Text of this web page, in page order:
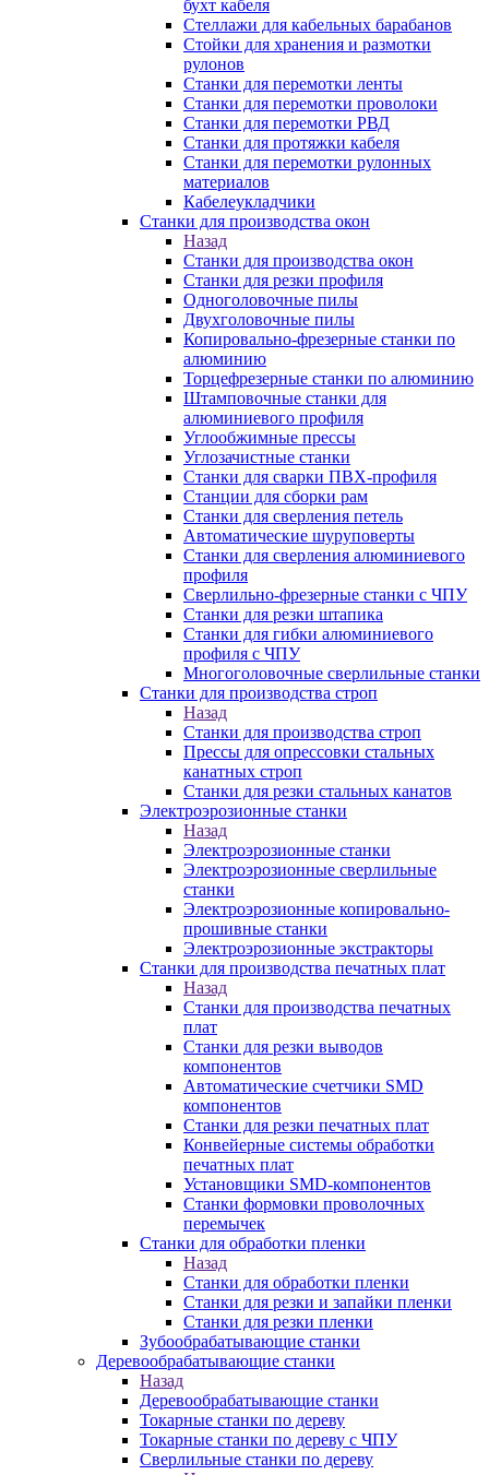
бухт кабеля
Стеллажи для кабельных барабанов
Стойки для хранения и размотки
рулонов
Станки для перемотки ленты
Станки для перемотки проволоки
Станки для перемотки РВД
Станки для протяжки кабеля
Станки для перемотки рулонных
материалов
Кабелеукладчики
Станки для производства окон
Назад
Станки для производства окон
Станки для резки профиля
Одноголовочные пилы
Двухголовочные пилы
Копировально-фрезерные станки по
алюминию
Торцефрезерные станки по алюминию
Штамповочные станки для
алюминиевого профиля
Углообжимные прессы
Углозачистные станки
Станки для сварки ПВХ-профиля
Станции для сборки рам
Станки для сверления петель
Автоматические шуруповерты
Станки для сверления алюминиевого
профиля
Сверлильно-фрезерные станки с ЧПУ
Станки для резки штапика
Станки для гибки алюминиевого
профиля с ЧПУ
Многоголовочные сверлильные станки
Станки для производства строп
Назад
Станки для производства строп
Прессы для опрессовки стальных
канатных строп
Станки для резки стальных канатов
Электроэрозионные станки
Назад
Электроэрозионные станки
Электроэрозионные сверлильные
станки
Электроэрозионные копировально-
прошивные станки
Электроэрозионные экстракторы
Станки для производства печатных плат
Назад
Станки для производства печатных
плат
Станки для резки выводов
компонентов
Автоматические счетчики SMD
компонентов
Станки для резки печатных плат
Конвейерные системы обработки
печатных плат
Установщики SMD-компонентов
Станки формовки проволочных
перемычек
Станки для обработки пленки
Назад
Станки для обработки пленки
Станки для резки и запайки пленки
Станки для резки пленки
Зубообрабатывающие станки
Деревообрабатывающие станки
Назад
Деревообрабатывающие станки
Токарные станки по дереву
Токарные станки по дереву с ЧПУ
Сверлильные станки по дереву